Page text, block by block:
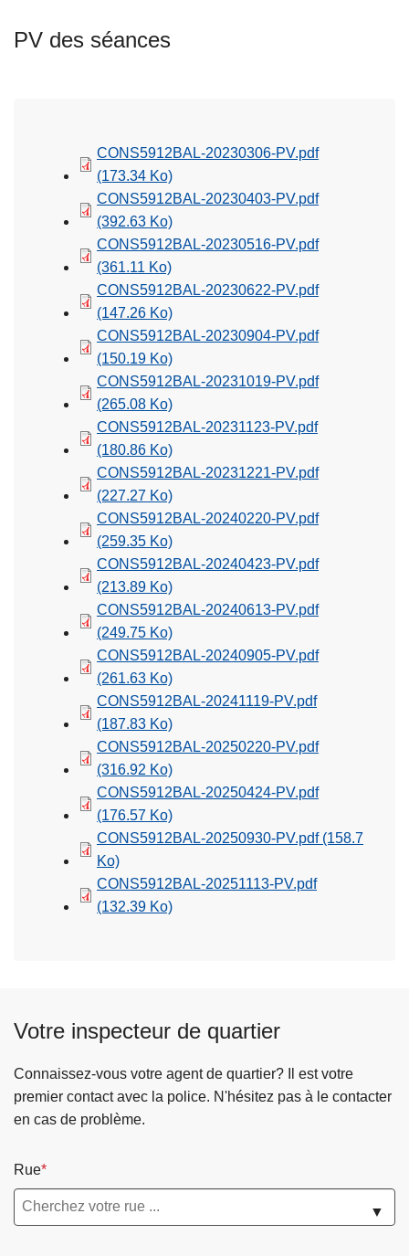
PV des séances
CONS5912BAL-20230306-PV.pdf
(173.34 Ko)
CONS5912BAL-20230403-PV.pdf
(392.63 Ko)
CONS5912BAL-20230516-PV.pdf
(361.11 Ko)
CONS5912BAL-20230622-PV.pdf
(147.26 Ko)
CONS5912BAL-20230904-PV.pdf
(150.19 Ko)
CONS5912BAL-20231019-PV.pdf
(265.08 Ko)
CONS5912BAL-20231123-PV.pdf
(180.86 Ko)
CONS5912BAL-20231221-PV.pdf
(227.27 Ko)
CONS5912BAL-20240220-PV.pdf
(259.35 Ko)
CONS5912BAL-20240423-PV.pdf
(213.89 Ko)
CONS5912BAL-20240613-PV.pdf
(249.75 Ko)
CONS5912BAL-20240905-PV.pdf
(261.63 Ko)
CONS5912BAL-20241119-PV.pdf
(187.83 Ko)
CONS5912BAL-20250220-PV.pdf
(316.92 Ko)
CONS5912BAL-20250424-PV.pdf
(176.57 Ko)
CONS5912BAL-20250930-PV.pdf (158.7
Ko)
CONS5912BAL-20251113-PV.pdf
(132.39 Ko)
Votre inspecteur de quartier
Connaissez-vous votre agent de quartier? Il est votre
premier contact avec la police. N'hésitez pas à le contacter
en cas de problème.
Rue
▼